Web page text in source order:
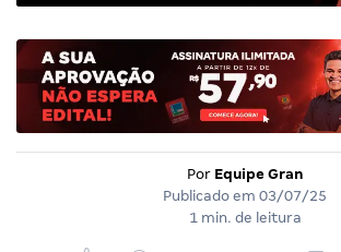
Por Equipe Gran
Publicado em 03/07/25
1 min. de leitura